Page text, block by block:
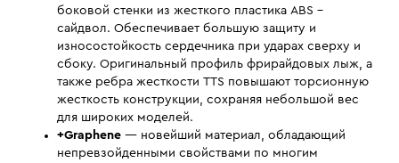
боковой стенки из жесткого пластика ABS –
сайдвол. Обеспечивает большую защиту и
износостойкость сердечника при ударах сверху и
сбоку. Оригинальный профиль фрирайдовых лыж, а
также ребра жесткости TTS повышают торсионную
жесткость конструкции, сохраняя небольшой вес
для широких моделей.
+Graphene — новейший материал, обладающий
непревзойденными свойствами по многим